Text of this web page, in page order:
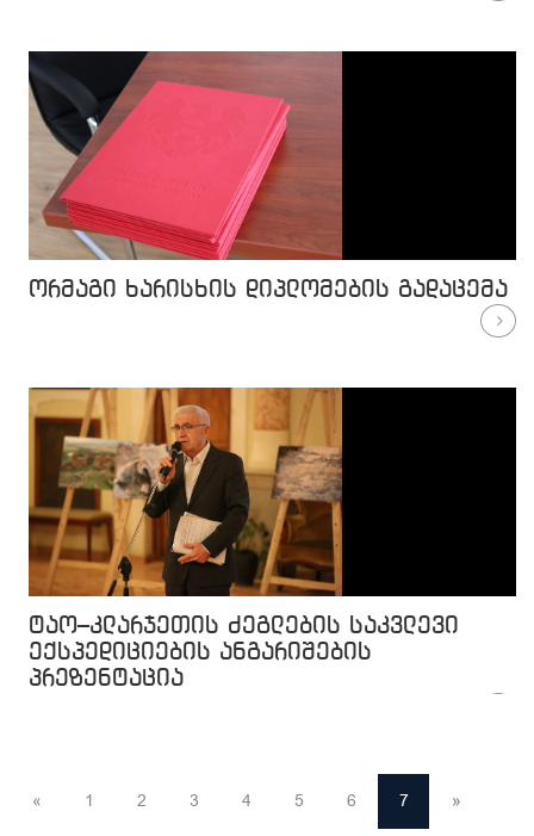
ორმაგი ხარისხის დიპლომების გადაცემა
ტაო–კლარჯეთის ძეგლების საკვლევი
ექსპედიციების ანგარიშების
პრეზენტაცია
« 1 2 3 4 5 6 7 »